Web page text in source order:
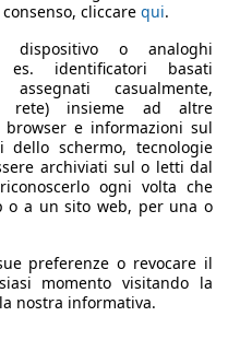
riflette quello di una
cliccare qui.
dispositivo o analoghi
identificatori basati
assegnati casualmente,
rete) insieme ad altre
e informazioni sul
dello schermo, tecnologie
archiviati sul o letti dal
ogni volta che
o a un sito web, per una o
preferenze o revocare il
momento visitando la
nostra informativa.